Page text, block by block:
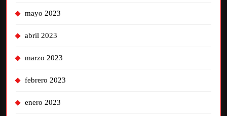
mayo 2023
abril 2023
marzo 2023
febrero 2023
enero 2023